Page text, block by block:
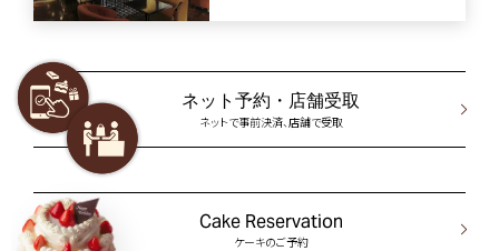
ネット予約・店舗受取
ネットで事前決済、店舗で受取
Cake Reservation
ケーキのご予約